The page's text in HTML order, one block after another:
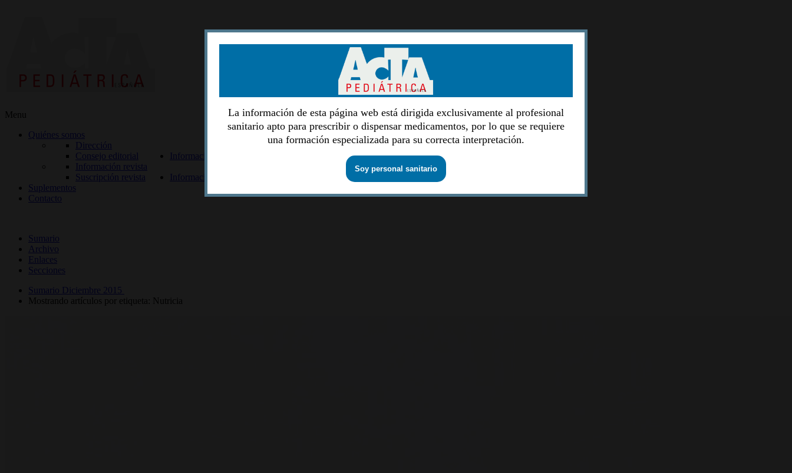
Menu
Quiénes somos
Dirección
Consejo editorial
Información lectores
Información revista
Suscripción revista
Información autores
Suplementos
Contacto
Sumario
Archivo
Enlaces
Secciones
Sumario Diciembre 2015
Mostrando artículos por etiqueta: Nutricia
La información de esta página web está dirigida exclusivamente al profesional
sanitario apto para prescribir o dispensar medicamentos, por lo que se requiere
una formación especializada para su correcta interpretación.
Soy personal sanitario